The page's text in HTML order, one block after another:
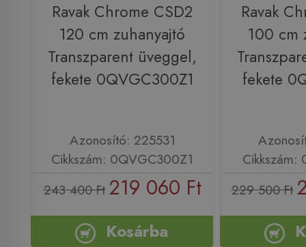
Ravak Chrome CSD2
120 cm zuhanyajtó
Transzparent üveggel,
fekete 0QVGC300Z1
Azonosító: 225531
Cikkszám: 0QVGC300Z1
243 400 Ft 219 060 Ft
Kosárba
Ravak
100 cm
fekete
Cikkszám:
229 500 Ft